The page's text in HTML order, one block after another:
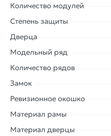
Количество модулей
Степень защиты
Дверца
Модельный ряд
Количество рядов
Замок
Ревизионное окошко
Материал рамы
Материал дверцы